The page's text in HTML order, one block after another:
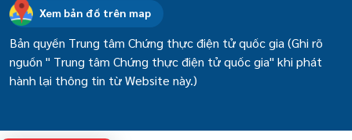
Xem bản đồ trên map
Bản quyền Trung tâm Chứng thực điện tử quốc gia (Ghi rõ
nguồn " Trung tâm Chứng thực điện tử quốc gia" khi phát
hành lại thông tin từ Website này.)